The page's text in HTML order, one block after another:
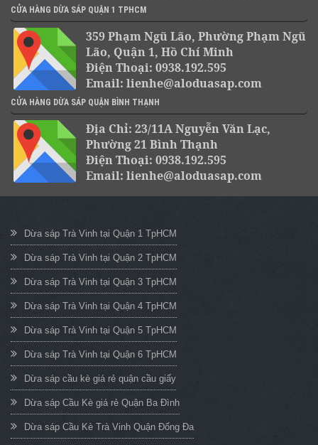
CỬA HÀNG DỪA SÁP QUẬN 1 TPHCM
359 Phạm Ngũ Lão, Phường Phạm Ngũ
Lão, Quận 1, Hồ Chí Minh
Điện Thoại: 0938.192.595
Email: lienhe@aloduasap.com
CỬA HÀNG DỪA SÁP QUẬN BÌNH THẠNH
Địa Chỉ: 23/11A Nguyễn Văn Lạc,
Phường 21 Bình Thạnh
Điện Thoại: 0938.192.595
Email: lienhe@aloduasap.com
Dừa sáp Trà Vinh tại Quận 1 TpHCM
Dừa sáp Trà Vinh tại Quận 2 TpHCM
Dừa sáp Trà Vinh tại Quận 3 TpHCM
Dừa sáp Trà Vinh tại Quận 4 TpHCM
Dừa sáp Trà Vinh tại Quận 5 TpHCM
Dừa sáp Trà Vinh tại Quận 6 TpHCM
Dừa sáp cầu kè giá rẻ quận cầu giấy
Dừa sáp Cầu Kè giá rẻ Quận Ba Đình
Dừa sáp Cầu Kè Trà Vinh Quận Đống Đa